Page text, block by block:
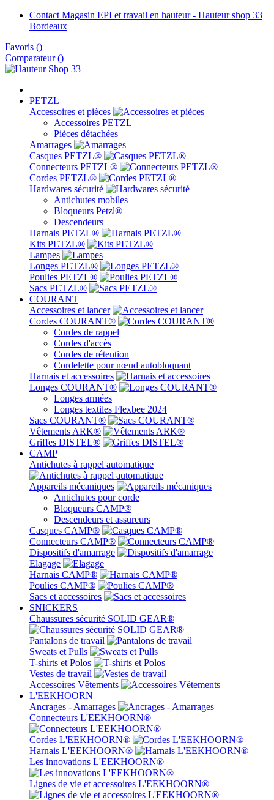
Contact Magasin EPI et travail en hauteur - Hauteur shop 33
Bordeaux
Favoris ()
Comparateur ()
PETZL
Accessoires et pièces
Accessoires PETZL
Pièces détachées
Amarrages
Casques PETZL®
Connecteurs PETZL®
Cordes PETZL®
Hardwares sécurité
Antichutes mobiles
Bloqueurs Petzl®
Descendeurs
Harnais PETZL®
Kits PETZL®
Lampes
Longes PETZL®
Poulies PETZL®
Sacs PETZL®
COURANT
Accessoires et lancer
Cordes COURANT®
Cordes de rappel
Cordes d'accès
Cordes de rétention
Cordelette pour nœud autobloquant
Harnais et accessoires
Longes COURANT®
Longes armées
Longes textiles Flexbee 2024
Sacs COURANT®
Vêtements ARK®
Griffes DISTEL®
CAMP
Antichutes à rappel automatique
Appareils mécaniques
Antichutes pour corde
Bloqueurs CAMP®
Descendeurs et assureurs
Casques CAMP®
Connecteurs CAMP®
Dispositifs d'amarrage
Elagage
Harnais CAMP®
Poulies CAMP®
Sacs et accessoires
SNICKERS
Chaussures sécurité SOLID GEAR®
Pantalons de travail
Sweats et Pulls
T-shirts et Polos
Vestes de travail
Accessoires Vêtements
L'EEKHOORN
Ancrages - Amarrages
Connecteurs L'EEKHOORN®
Cordes L'EEKHOORN®
Harnais L'EEKHOORN®
Les innovations L'EEKHOORN®
Lignes de vie et accessoires L'EEKHOORN®